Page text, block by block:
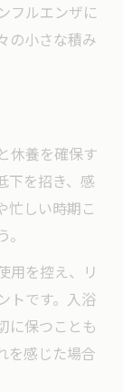
フルエンザに
の小さな積み
休養を確保す
下を招き、感
忙しい時期こ
用を控え、リ
トです。入浴
に保つことも
を感じた場合